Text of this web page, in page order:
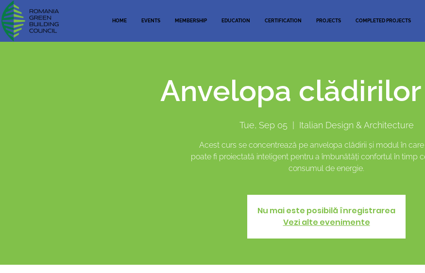
HOME EVENTS MEMBERSHIP EDUCATION CERTIFICATION PROJECTS COMPLETED PROJECTS
Anvelopa clădirilor
Tue, Sep 05 Italian Design & Architecture
Acest curs se concentrează pe anvelopa clădirii și modul în
poate fi proiectată inteligent pentru a îmbunătăți confortul în timp
consumul de energie.
Nu mai este posibilă înregistrarea
Vezi alte evenimente